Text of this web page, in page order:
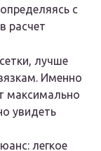
с
расчет
лучше
Именно
максимально
увидеть
легкое